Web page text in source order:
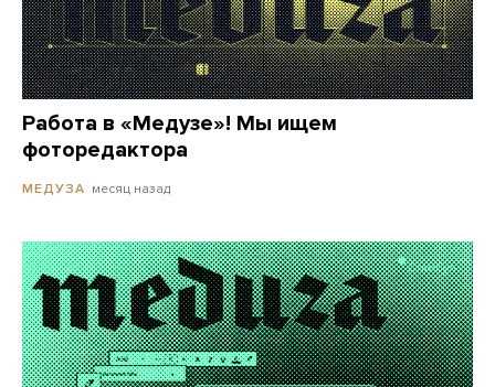
Работа в «Медузе»! Мы ищем
фоторедактора
МЕДУЗА месяц назад